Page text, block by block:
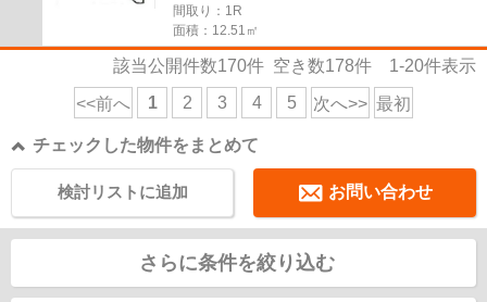
間取り：1R
面積：12.51㎡
該当公開件数170件 空き数178件 1-20件表示
<<前へ 1 2 3 4 5 次へ>> 最初
チェックした物件をまとめて
お問い合わせ
検討リストに追加
さらに条件を絞り込む